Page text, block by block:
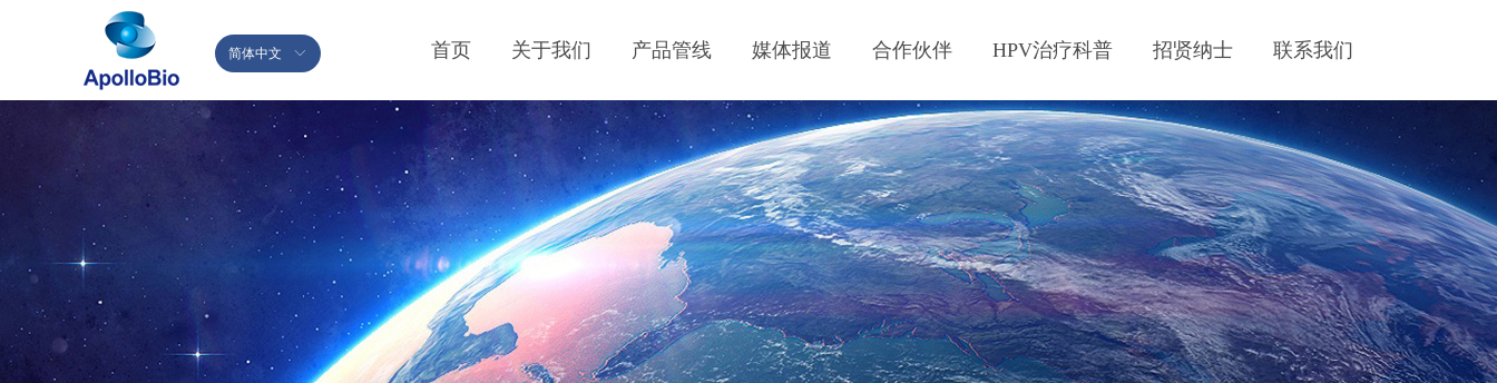
ꀅ
简体中文 首页 关于我们 产品管线 媒体报道 合作伙伴 HPV治疗科普 招贤纳士 联系我们